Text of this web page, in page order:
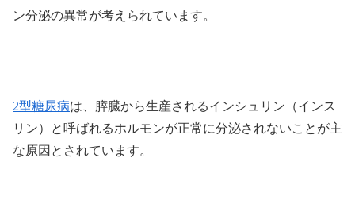
ン分泌の異常が考えられています。
2型糖尿病は、膵臓から生産されるインシュリン（インス
リン）と呼ばれるホルモンが正常に分泌されないことが主
な原因とされています。